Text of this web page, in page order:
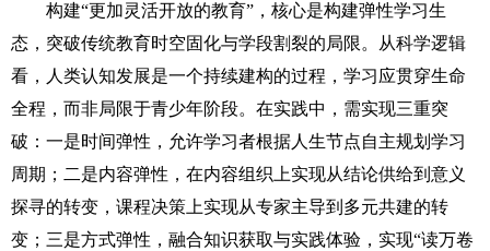
构建“更加灵活开放的教育”，核心是构建弹性学习生
态，突破传统教育时空固化与学段割裂的局限。从科学逻辑
看，人类认知发展是一个持续建构的过程，学习应贯穿生命
全程，而非局限于青少年阶段。在实践中，需实现三重突
破：一是时间弹性，允许学习者根据人生节点自主规划学习
周期；二是内容弹性，在内容组织上实现从结论供给到意义
探寻的转变，课程决策上实现从专家主导到多元共建的转
变；三是方式弹性，融合知识获取与实践体验，实现“读万卷